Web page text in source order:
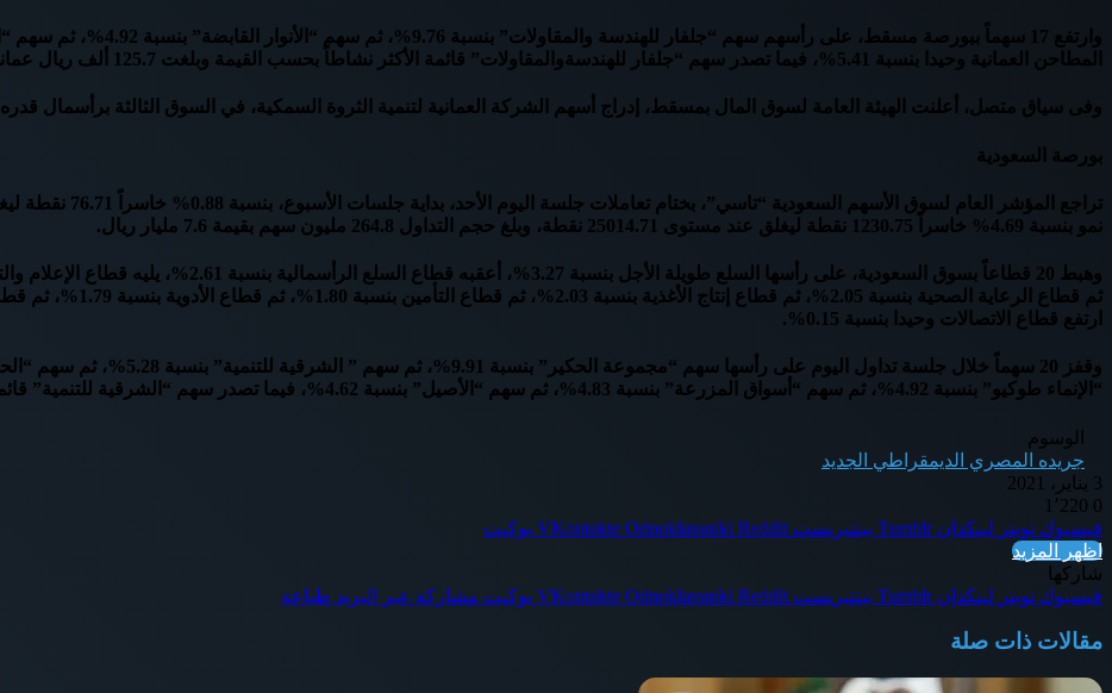
المطاحن العمانية وحيدا بنسبة 5.41%، فيما تصدر سهم “جلفار للهندسةوالمقاولات” قائمة الأكثر نشاطاً بحسب القيمة وبلغت 125.7 ألف ريال عماني.
وفى سياق متصل، أعلنت الهيئة العامة لسوق المال بمسقط، إدراج أسهم الشركة العمانية لتنمية الثروة السمكية، في السوق الثالثة برأسمال قدره 500 ألف ريال عماني.
بورصة السعودية
نمو بنسبة 4.69% خاسراً 1230.75 نقطة ليغلق عند مستوى 25014.71 نقطة، وبلغ حجم التداول 264.8 مليون سهم بقيمة 7.6 مليار ريال.
ارتفع قطاع الاتصالات وحيدا بنسبة 0.15%.
“الإنماء طوكيو” بنسبة 4.92%، ثم سهم “أسواق المزرعة” بنسبة 4.83%، ثم سهم “الأصيل” بنسبة 4.62%، فيما تصدر سهم “الشرقية للتنمية” قائمة الأكثر نشاطاً بحسب القيمة وبلغ 561.1 مليون ريال سعودي.
الوسوم
جريده المصري الديمقراطي الجديد
3 يناير، 2021
0
فيسبوك تويتر لينكدإن بينتيريست Odnoklassniki
بوكيت
اظهر المزيد
شاركها
فيسبوك تويتر لينكدإن بينتيريست Odnoklassniki بوكيت مشاركة عبر البريد طباعة
مقالات ذات صلة